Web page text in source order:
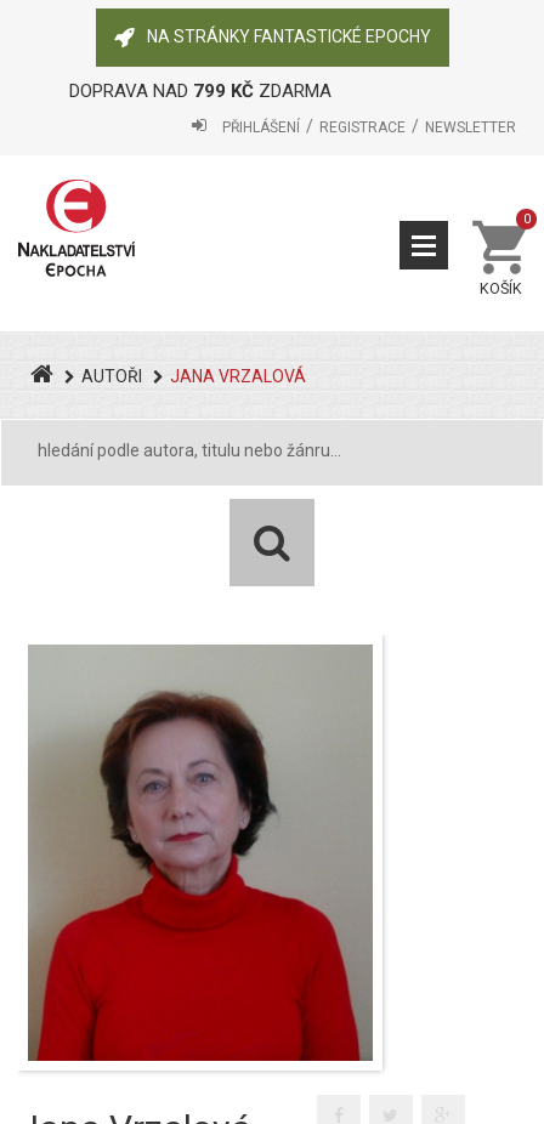
NA STRÁNKY FANTASTICKÉ EPOCHY
DOPRAVA NAD 799 KČZDARMA
PŘIHLÁŠENÍ REGISTRACE NEWSLETTER
KOŠÍK
0
AUTOŘI JANA VRZALOVÁ